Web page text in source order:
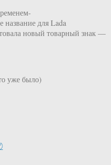
название для Lada
новый товарный знак —
уже было)